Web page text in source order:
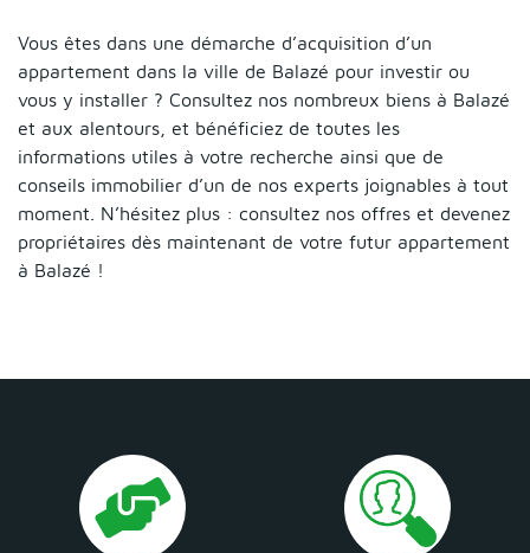
Vous êtes dans une démarche d’acquisition d’un
appartement dans la ville de Balazé pour investir ou
vous y installer ? Consultez nos nombreux biens à Balazé
et aux alentours, et bénéficiez de toutes les
informations utiles à votre recherche ainsi que de
conseils immobilier d’un de nos experts joignables à tout
moment. N’hésitez plus : consultez nos offres et devenez
propriétaires dès maintenant de votre futur appartement
à Balazé !